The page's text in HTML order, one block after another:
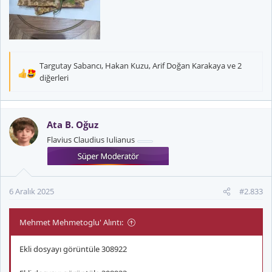
T
p
i
l
e
Targutay Sabancı, Hakan Kuzu,Arif Doğan Karakayave 2
diğerleri
Ata B. Oğuz
Flavius Claudius Iulianus
6 Aralık 2025 #2.833
Mehmet Mehmetoglu' Alıntı:
Ekli dosyayı görüntüle 308922